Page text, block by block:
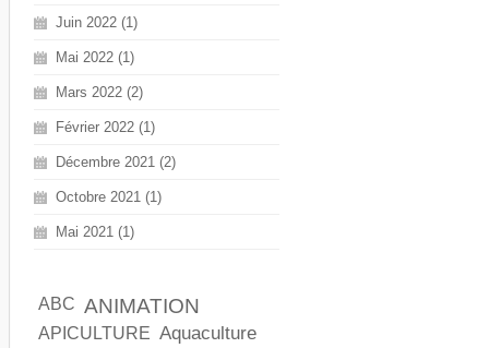
Juin 2022 (1)
Mai 2022 (1)
Mars 2022 (2)
Février 2022 (1)
Décembre 2021 (2)
Octobre 2021 (1)
Mai 2021 (1)
ABC ANIMATION
APICULTURE Aquaculture